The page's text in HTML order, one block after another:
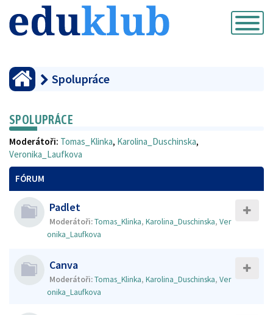
Přepnout
navigaci
Spolupráce
SPOLUPRÁCE
Moderátoři: Tomas_Klinka, Karolina_Duschinska,
Veronika_Laufkova
FÓRUM
Padlet
Moderátoři:Tomas_Klinka, Karolina_Duschinska, Ver
onika_Laufkova
Canva
Moderátoři:Tomas_Klinka, Karolina_Duschinska, Ver
onika_Laufkova